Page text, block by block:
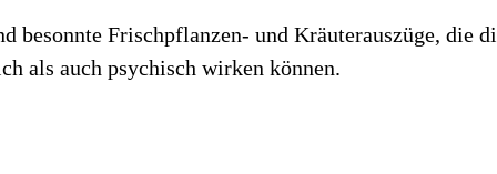
besonnte Frischpflanzen- und Kräuterauszüge, die
als auch psychisch wirken können.
St. Helia-